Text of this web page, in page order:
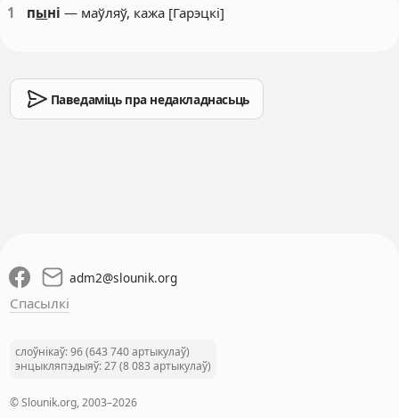
1 пыні — маўляў, кажа [Гарэцкі]
Паведаміць пра недакладнасьць
adm2@slounik.org
Спасылкі
слоўнікаў: 96 (643 740 артыкулаў)
энцыкляпэдыяў: 27 (8 083 артыкулаў)
© Slounik.org, 2003–2026